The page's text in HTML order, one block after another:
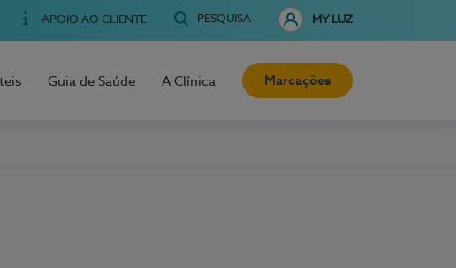
APOIO AO CLIENTE PESQUISA MY LUZ
Guia de Saúde A Clínica Marcações